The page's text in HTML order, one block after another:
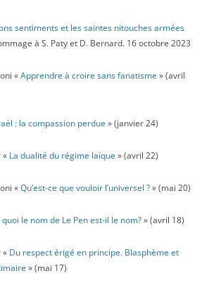
sentiments et les saintes nitouches armées
à S. Paty et D. Bernard. 16 octobre 2023
«Apprendre à croire sans fanatisme » (avril
: la compassion perdue » (janvier 24)
« La dualité du régime laïque » (avril 22)
«Qu’est-ce que vouloir l’universel ?» (mai 20)
quoi le nom de Le Pen est-il le nom?» (avril 18)
« Du respect érigé en principe. Blasphème et
» (mai 17)